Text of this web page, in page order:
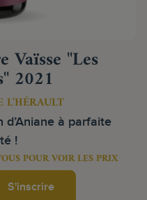
Vaïsse "Les
2021
L'HÉRAULT
d’Aniane à parfaite
!
POUR VOIR LES PRIX
S'inscrire